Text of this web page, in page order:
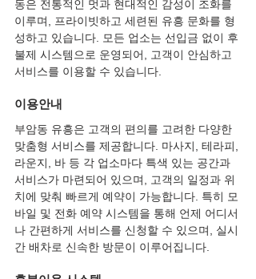
동은 전통적인 멋과 현대적인 감성이 조화를
이루며, 프라이빗하고 세련된 유흥 문화를 형
성하고 있습니다. 모든 업소는 선입금 없이 후
불제 시스템으로 운영되어, 고객이 안심하고
서비스를 이용할 수 있습니다.
이용안내
부암동 유흥은 고객의 편의를 고려한 다양한
맞춤형 서비스를 제공합니다. 마사지, 테라피,
라운지, 바 등 각 업소마다 특색 있는 공간과
서비스가 마련되어 있으며, 고객의 일정과 위
치에 맞춰 빠르게 예약이 가능합니다. 특히 모
바일 및 전화 예약 시스템을 통해 언제 어디서
나 간편하게 서비스를 신청할 수 있으며, 실시
간 배차로 신속한 방문이 이루어집니다.